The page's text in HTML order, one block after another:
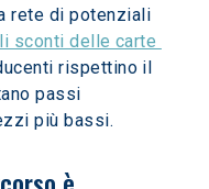
rete di potenziali
sconti delle carte
rispettino il
passi
più bassi.